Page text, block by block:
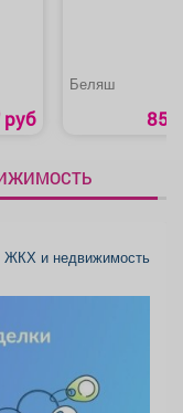
руб
Беляш
85
ЖКХ и недвижимость